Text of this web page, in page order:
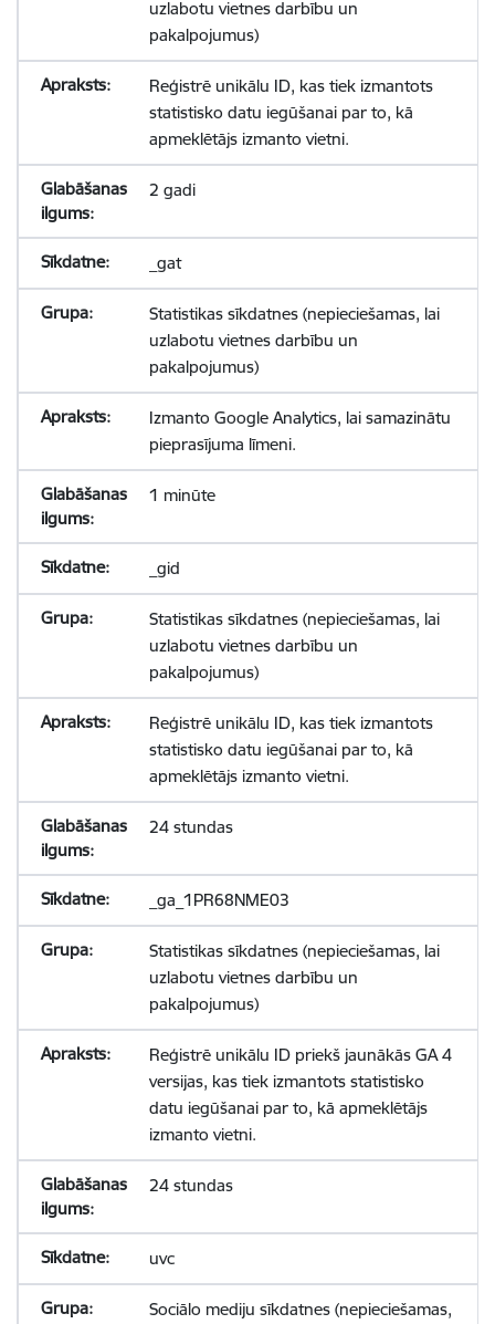
uzlabotu vietnes darbību un
pakalpojumus)
Reģistrē unikālu ID, kas tiek izmantots
statistisko datu iegūšanai par to, kā
apmeklētājs izmanto vietni.
2 gadi
_gat
Statistikas sīkdatnes (nepieciešamas, lai
uzlabotu vietnes darbību un
pakalpojumus)
Izmanto Google Analytics, lai samazinātu
pieprasījuma līmeni.
1 minūte
_gid
Statistikas sīkdatnes (nepieciešamas, lai
uzlabotu vietnes darbību un
pakalpojumus)
Reģistrē unikālu ID, kas tiek izmantots
statistisko datu iegūšanai par to, kā
apmeklētājs izmanto vietni.
24 stundas
_ga_1PR68NME03
Statistikas sīkdatnes (nepieciešamas, lai
uzlabotu vietnes darbību un
pakalpojumus)
Reģistrē unikālu ID priekš jaunākās GA 4
versijas, kas tiek izmantots statistisko
datu iegūšanai par to, kā apmeklētājs
izmanto vietni.
24 stundas
uvc
Sociālo mediju sīkdatnes (nepieciešamas,